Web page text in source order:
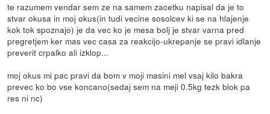
te razumem vendar sem ze na samem zacetku napisal da je to
stvar okusa in moj okus(in tudi vecine sosolcev ki se na hlajenje
kok tok spoznajo) je da vec ko je mesa bolj je stvar varna pred
pregretjem ker mas vec casa za reakcijo-ukrepanje se pravi idlanje
preverit crpalko ali izklop...
moj okus mi pac pravi da bom v moji masini mel vsaj kilo bakra
prevec ko bo vse koncano(sedaj sem na meji 0.5kg tezk blok pa
res ni nc)